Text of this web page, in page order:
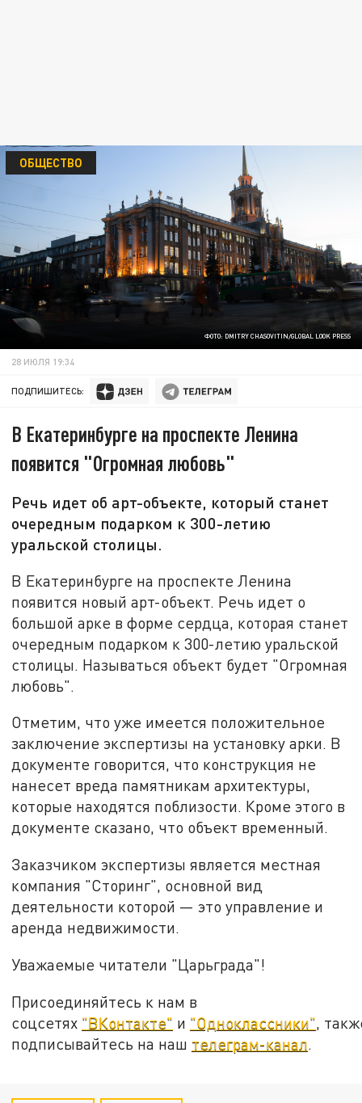
ФОТО: DMITRY CHASOVITIN/GLOBAL LOOK PRESS
ОБЩЕСТВО
28 ИЮЛЯ 19:34
ПОДПИШИТЕСЬ:
В Екатеринбурге на проспекте Ленина
появится "Огромная любовь"
Речь идет об арт-объекте, который станет
очередным подарком к 300-летию
уральской столицы.
В Екатеринбурге на проспекте Ленина
появится новый арт-объект. Речь идет о
большой арке в форме сердца, которая станет
очередным подарком к 300-летию уральской
столицы. Называться объект будет "Огромная
любовь".
Отметим, что уже имеется положительное
заключение экспертизы на установку арки. В
документе говорится, что конструкция не
нанесет вреда памятникам архитектуры,
которые находятся поблизости. Кроме этого в
документе сказано, что объект временный.
Заказчиком экспертизы является местная
компания "Сторинг", основной вид
деятельности которой — это управление и
аренда недвижимости.
Уважаемые читатели "Царьграда"!
Присоединяйтесь к нам в
соцсетях "ВКонтакте" и "Одноклассники" ,
подписывайтесь на наш телеграм-канал